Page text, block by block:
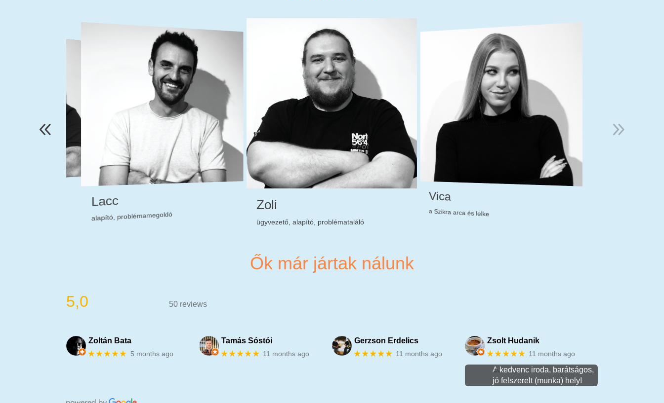
Lacc
alapító, problémamegoldó
Zoli
ügyvezető, alapító, problémataláló
Vica
a Szikra arca és lelke
Ők már jártak nálunk
5,0 ★★★★★
50 reviews
Zoltán Bata
★★★★★ 5 months ago
Tamás Sóstói
★★★★★ 11 months ago
Gerzson Erdelics
★★★★★ 11 months ago
Zsolt Hudanik
★★★★★ 11 months ago
A kedvenc iroda, barátságos,
jó felszerelt (munka) hely!